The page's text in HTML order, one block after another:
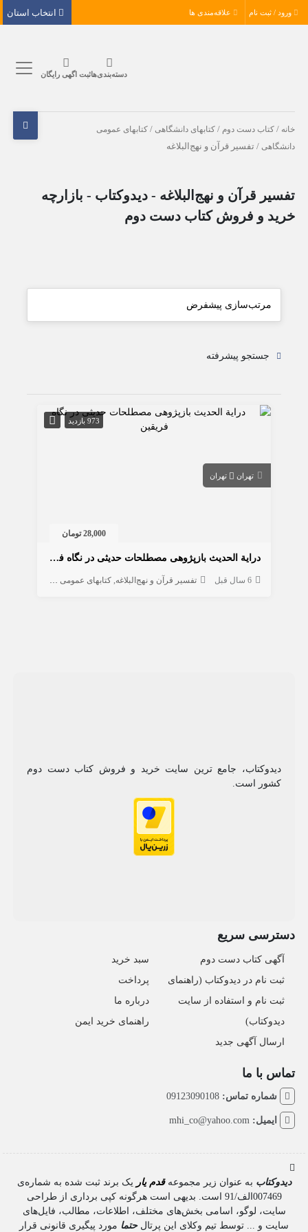
ورود / ثبت نام علاقه‌مندی ها
دسته‌بندی‌هاثبت اگهی رایگان
خانه /کتاب دست دوم /کتابهای دانشگاهی /کتابهای عمومی
دانشگاهی / تفسیر قرآن و نهج‌البلاغه
تفسیر قرآن و نهج‌البلاغه - دیدوکتاب - بازارچه
خرید و فروش کتاب دست دوم
جستجو پیشرفته
973 بازدید
تهران تهران
28,000 تومان
درایة الحدیث بازپژوهی مصطلحات حدیثی در نگاه فریقین
6 سال قبل تفسیر قرآن و نهج‌البلاغه کتابهای عمومی دانشگاهی
دیدوکتاب، جامع ترین سایت خرید و فروش کتاب دست دوم
کشور است.
دسترسی سریع
آگهی کتاب دست دوم
ثبت نام در دیدوکتاب (راهنمای
ثبت نام و استفاده از سایت
دیدوکتاب)
ارسال آگهی جدید
سبد خرید
پرداخت
درباره ما
راهنمای خرید ایمن
تماس با ما
شماره تماس:09123090108
ایمیل:mhi_co@yahoo.com
دیدوکتاب به عنوان زیر مجموعهقدم یار یک برند ثبت شده به شماره‌ی
007469الف/91 است. بدیهی است هرگونه کپی برداری از طراحی
سایت، لوگو، اسامی بخش‌های مختلف، اطلاعات، مطالب، فایل‌های
سایت و ... توسط تیم وکلای این پرتالحتما مورد پیگیری قانونی قرار